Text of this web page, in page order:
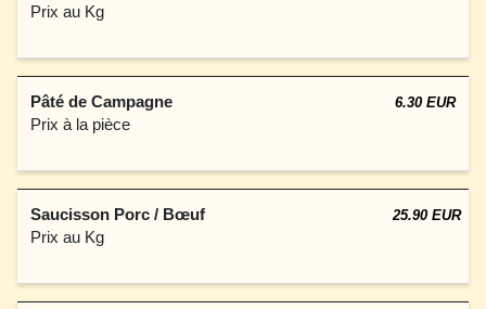
Prix au Kg
Pâté de Campagne
Prix à la pièce
6.30 EUR
Saucisson Porc / Bœuf
Prix au Kg
25.90 EUR